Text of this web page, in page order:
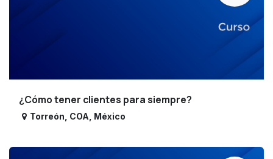
¿Cómo tener clientes para siempre?
Torreón COA México